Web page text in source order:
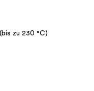
zu 230 °C)